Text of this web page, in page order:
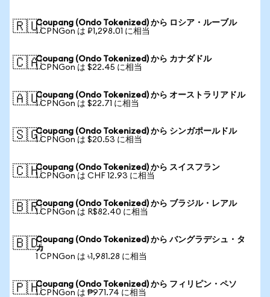
🇷🇺Coupang (Ondo Tokenized) から ロシア・ルーブル
1 CPNGon は ₽1,298.01 に相当
🇨🇦Coupang (Ondo Tokenized) から カナダドル
1 CPNGon は $22.45 に相当
🇦🇺Coupang (Ondo Tokenized) から オーストラリアドル
1 CPNGon は $22.71 に相当
🇸🇬Coupang (Ondo Tokenized) から シンガポールドル
1 CPNGon は $20.53 に相当
🇨🇭Coupang (Ondo Tokenized) から スイスフラン
1 CPNGon は CHF 12.93 に相当
🇧🇷Coupang (Ondo Tokenized) から ブラジル・レアル
1 CPNGon は R$82.40 に相当
🇧🇩Coupang (Ondo Tokenized) から バングラデシュ・タ
カ
1 CPNGon は ৳1,981.28 に相当
🇵🇭Coupang (Ondo Tokenized) から フィリピン・ペソ
1 CPNGon は ₱971.74 に相当